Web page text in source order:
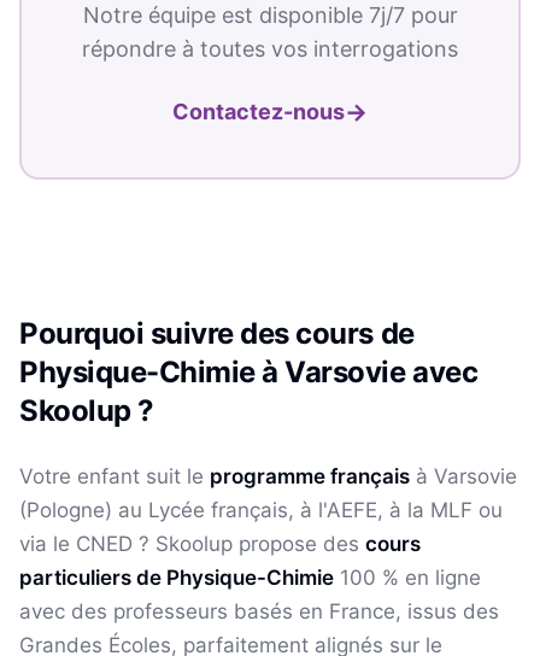
Notre équipe est disponible 7j/7 pour
répondre à toutes vos interrogations
Contactez-nous→
Pourquoi suivre des cours de
Physique-ChimieàVarsovieavec
Skoolup ?
Votre enfant suit le programme français à Varsovie
(Pologne) au Lycée français, à l'AEFE, à la MLF ou
via le CNED ? Skoolup propose des cours
particuliers de Physique-Chimie 100 % en ligne
avec des professeurs basés en France, issus des
Grandes Écoles, parfaitement alignés sur le